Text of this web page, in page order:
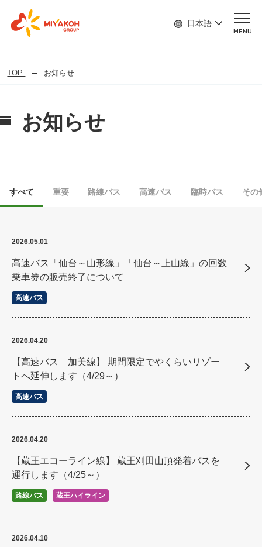
日本語
MENU
TOP お知らせ
お知らせ
すべて 重要 路線バス 高速バス 臨時バス その
2026.05.01
高速バス「仙台～山形線」「仙台～上山線」の回数
乗車券の販売終了について
高速バス
2026.04.20
【高速バス 加美線】 期間限定でやくらいリゾー
トへ延伸します（4/29～）
高速バス
2026.04.20
【蔵王エコーライン線】 蔵王刈田山頂発着バスを
運行します（4/25～）
路線バス 蔵王ハイライン
2026.04.10